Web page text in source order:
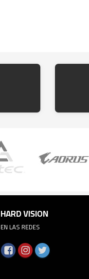
HARD VISION
EN LAS REDES